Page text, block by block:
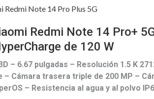
Redmi Note 14 Pro Plus 5G
Redmi Note 14 Pro+
de 120 W
– 6.67 pulgadas – Resolución 1.5 K
– Cámara trasera triple de 200 MP –
– Resistencia al agua y al polvo